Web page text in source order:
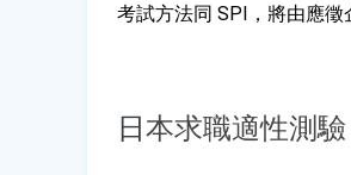
考試方法同 SPI，將由應徵
日本求職適性測